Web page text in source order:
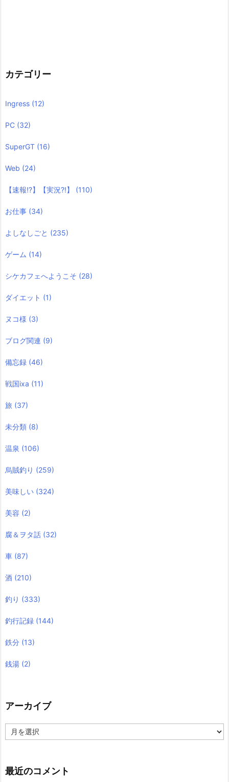
カテゴリー
Ingress (12)
PC (32)
SuperGT (16)
Web (24)
【速報!?】【実況?!】 (110)
お仕事 (34)
よしなしごと (235)
ゲーム (14)
シケカフェへようこそ (28)
ダイエット (1)
ヌコ様 (3)
ブログ関連 (9)
備忘録 (46)
戦国ixa (11)
旅 (37)
未分類 (8)
温泉 (106)
烏賊釣り (259)
美味しい (324)
美容 (2)
腐＆ヲタ話 (32)
車 (87)
酒 (210)
釣り (333)
釣行記録 (144)
鉄分 (13)
銭湯 (2)
アーカイブ
ー
ブ
最近のコメント